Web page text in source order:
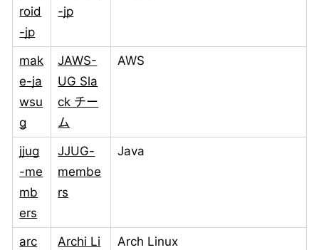
roid
-jp
-jp
mak
e-ja
wsu
g
JAWS-
UG Sla
ck チー
ム
AWS
jjug
-me
mb
ers
JJUG-
membe
rs
Java
arc
Archi Li
Arch Linux